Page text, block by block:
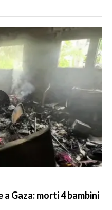
Gaza: morti 4 bambini